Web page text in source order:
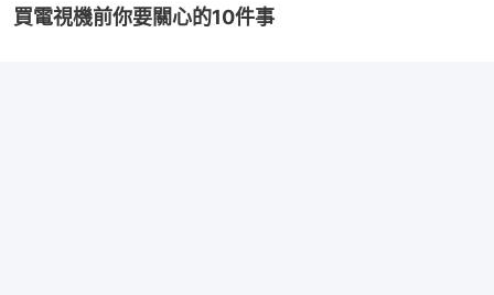
買電視機前你要關心的10件事